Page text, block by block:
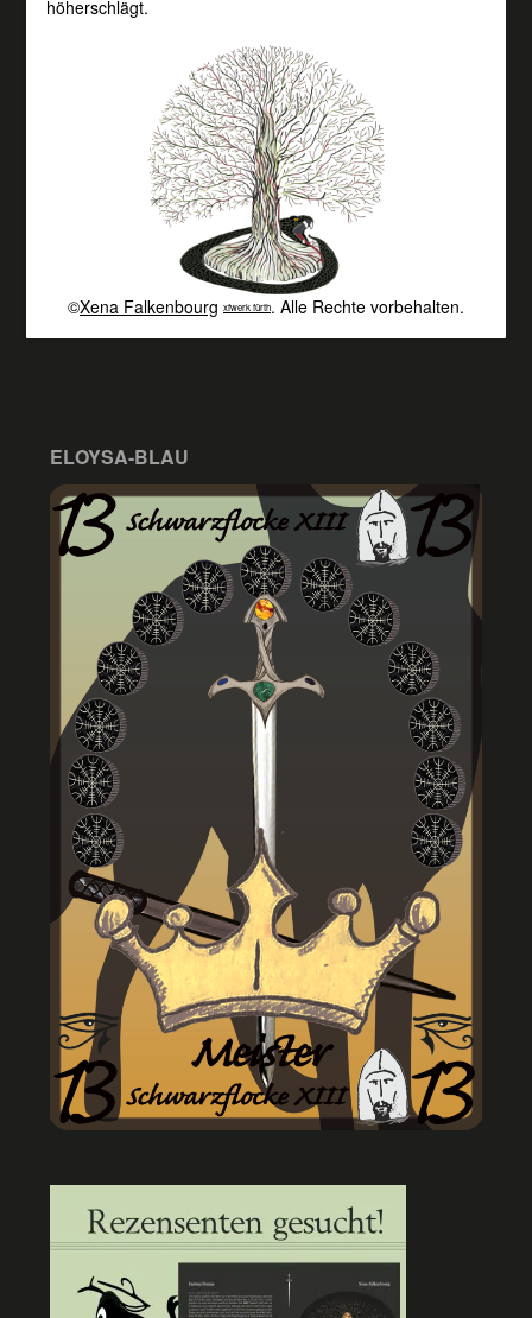
höherschlägt.
©Xena Falkenbourg xfwerk fürth. Alle Rechte vorbehalten.
ELOYSA-BLAU